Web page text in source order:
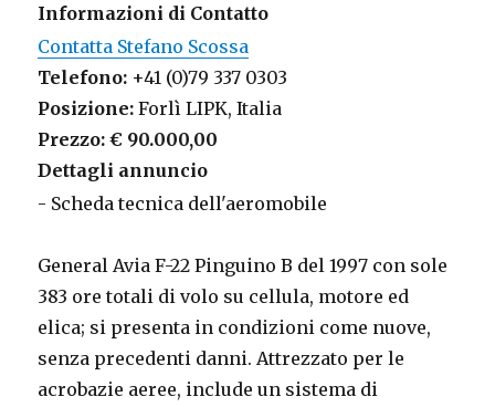
Informazioni di Contatto
Contatta Stefano Scossa
Telefono: +41 (0)79 337 0303
Posizione: Forlì LIPK, Italia
Prezzo: € 90.000,00
Dettagli annuncio
- Scheda tecnica dell'aeromobile
General Avia F-22 Pinguino B del 1997 con sole
383 ore totali di volo su cellula, motore ed
elica; si presenta in condizioni come nuove,
senza precedenti danni. Attrezzato per le
acrobazie aeree, include un sistema di